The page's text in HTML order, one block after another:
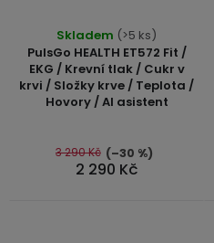
PulsGo HEALTH ET572 Fit /
EKG / Krevní tlak / Cukr v
krvi / Složky krve / Teplota /
Hovory / AI asistent
Skladem (>5 ks)
2 290 Kč
3 290 Kč (–30 %)